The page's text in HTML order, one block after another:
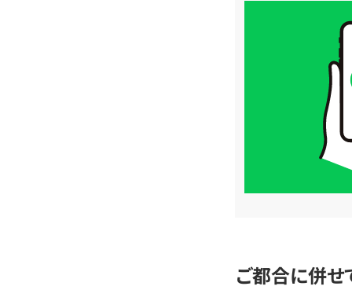
ご都合に併せ